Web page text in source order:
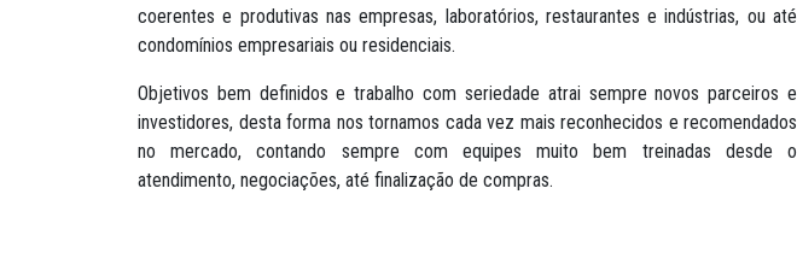
coerentes e produtivas nas empresas, laboratórios, restaurantes e indústrias, ou até
condomínios empresariais ou residenciais.
Objetivos bem definidos e trabalho com seriedade atrai sempre novos parceiros e
investidores, desta forma nos tornamos cada vez mais reconhecidos e recomendados
no mercado, contando sempre com equipes muito bem treinadas desde o
atendimento, negociações, até finalização de compras.